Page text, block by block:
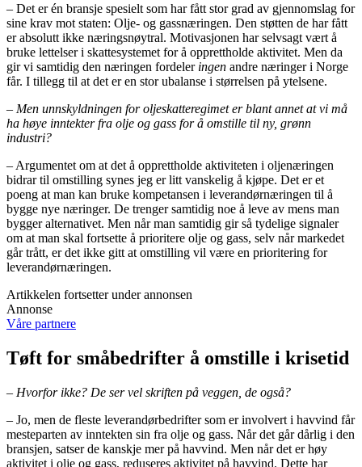
– Det er én bransje spesielt som har fått stor grad av gjennomslag for
sine krav mot staten: Olje- og gassnæringen. Den støtten de har fått
er absolutt ikke næringsnøytral. Motivasjonen har selvsagt vært å
bruke lettelser i skattesystemet for å opprettholde aktivitet. Men da
gir vi samtidig den næringen fordeler ingen andre næringer i Norge
får. I tillegg til at det er en stor ubalanse i størrelsen på ytelsene.
– Men unnskyldningen for oljeskatteregimet er blant annet at vi må
ha høye inntekter fra olje og gass for å omstille til ny, grønn
industri?
– Argumentet om at det å opprettholde aktiviteten i oljenæringen
bidrar til omstilling synes jeg er litt vanskelig å kjøpe. Det er et
poeng at man kan bruke kompetansen i leverandørnæringen til å
bygge nye næringer. De trenger samtidig noe å leve av mens man
bygger alternativet. Men når man samtidig gir så tydelige signaler
om at man skal fortsette å prioritere olje og gass, selv når markedet
går trått, er det ikke gitt at omstilling vil være en prioritering for
leverandørnæringen.
Artikkelen fortsetter under annonsen
Annonse
Våre partnere
Tøft for småbedrifter å omstille i krisetid
– Hvorfor ikke? De ser vel skriften på veggen, de også?
– Jo, men de fleste leverandørbedrifter som er involvert i havvind får
mesteparten av inntekten sin fra olje og gass. Når det går dårlig i den
bransjen, satser de kanskje mer på havvind. Men når det er høy
aktivitet i olje og gass, reduseres aktivitet på havvind. Dette har